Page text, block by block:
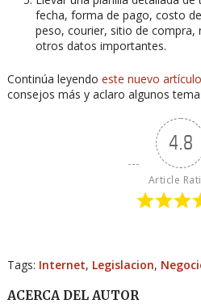
fecha, forma de pago, costo
peso, courier, sitio de compra,
otros datos importantes.
Continúa leyendo este nuevo artículo
consejos más y aclaro algunos
4.8
Article
Tags: Internet, Legislacion,
ACERCA DEL AUTOR